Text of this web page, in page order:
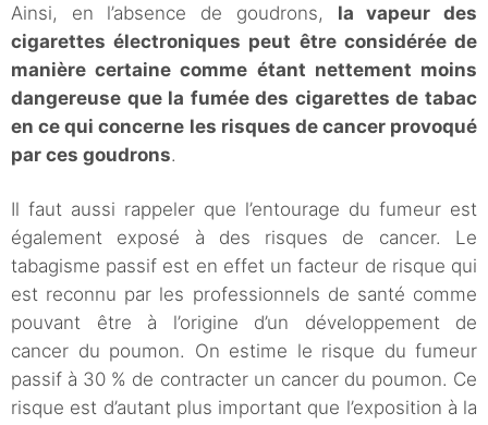
Ainsi, en l’absence de goudrons, la vapeur des
cigarettes électroniques peut être considérée de
manière certaine comme étant nettement moins
dangereuse que la fumée des cigarettes de tabac
en ce qui concerne les risques de cancer provoqué
par ces goudrons.
Il faut aussi rappeler que l’entourage du fumeur est
également exposé à des risques de cancer. Le
tabagisme passif est en effet un facteur de risque qui
est reconnu par les professionnels de santé comme
pouvant être à l’origine d’un développement de
cancer du poumon. On estime le risque du fumeur
passif à 30 % de contracter un cancer du poumon. Ce
risque est d’autant plus important que l’exposition à la